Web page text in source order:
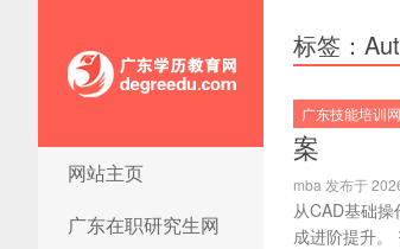
广东学历教育网
网站主页
广东在职研究生网
标签：
广东技能培训网
案
mba 发布于
从CAD基础
成进阶提升